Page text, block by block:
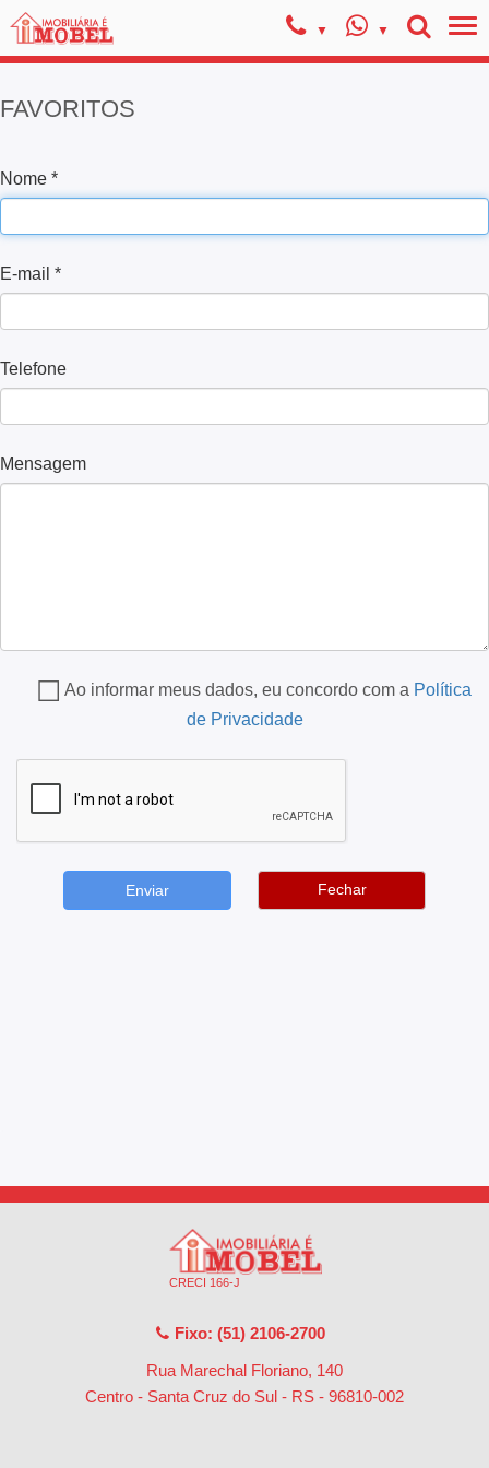
FAVORITOS
Nome *
E-mail *
Telefone
Mensagem
Ao informar meus dados, eu concordo com a Política
de Privacidade
Fechar
CRECI 166-J
Fixo: (51) 2106-2700
Rua Marechal Floriano, 140
Centro - Santa Cruz do Sul - RS - 96810-002